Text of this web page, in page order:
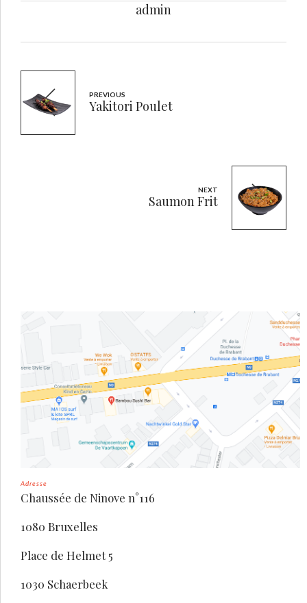
admin
PREVIOUS
Yakitori Poulet
NEXT
Saumon Frit
Adresse
Chaussée de Ninove n°116
1080 Bruxelles
Place de Helmet 5
1030 Schaerbeek